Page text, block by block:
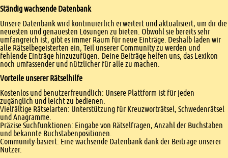
Ständig wachsende Datenbank
Unsere Datenbank wird kontinuierlich erweitert und aktualisiert, um dir die
neuesten und genauesten Lösungen zu bieten. Obwohl sie bereits sehr
umfangreich ist, gibt es immer Raum für neue Einträge. Deshalb laden wir
alle Rätselbegeisterten ein, Teil unserer Community zu werden und
fehlende Einträge hinzuzufügen. Deine Beiträge helfen uns, das Lexikon
noch umfassender und nützlicher für alle zu machen.
Vorteile unserer Rätselhilfe
Kostenlos und benutzerfreundlich: Unsere Plattform ist für jeden
zugänglich und leicht zu bedienen.
Vielfältige Rätselarten: Unterstützung für Kreuzworträtsel, Schwedenrätsel
und Anagramme.
Präzise Suchfunktionen: Eingabe von Rätselfragen, Anzahl der Buchstaben
und bekannte Buchstabenpositionen.
Community-basiert: Eine wachsende Datenbank dank der Beiträge unserer
Nutzer.